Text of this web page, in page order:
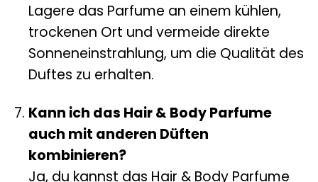
Lagere das Parfume an einem kühlen,
trockenen Ort und vermeide direkte
Sonneneinstrahlung, um die Qualität des
Duftes zu erhalten.
Kann ich das Hair & Body Parfume
auch mit anderen Düften
kombinieren?
Ja, du kannst das Hair & Body Parfume